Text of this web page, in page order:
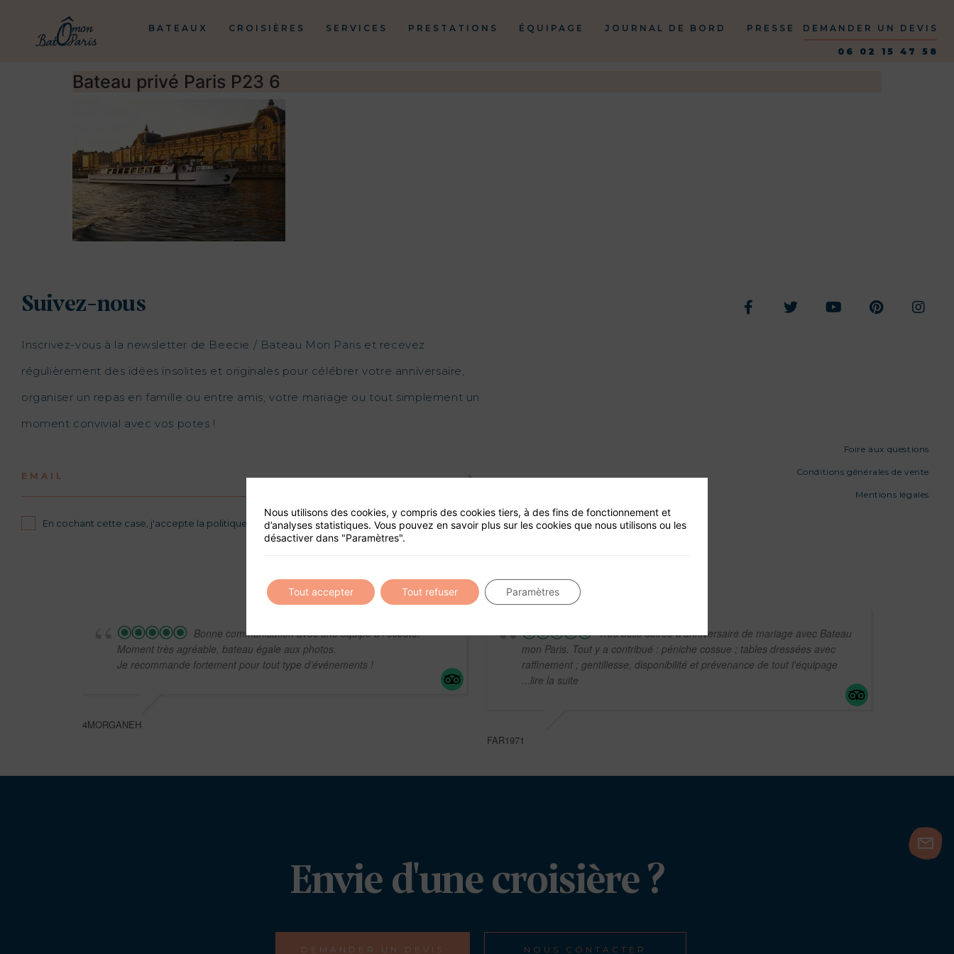
BATEAUX CROISIÈRES SERVICES PRESTATIONS ÉQUIPAGE JOURNAL DE BORD PRESSE DEMANDER UN DEVIS
06 02 15 47 58
Bateau privé Paris P23 6
Suivez-nous
Inscrivez-vous à la newsletter de Beecie / Bateau Mon Paris et recevez
régulièrement des idées insolites et originales pour célébrer votre anniversaire,
organiser un repas en famille ou entre amis, votre mariage ou tout simplement un
moment convivial avec vos potes !
EMAIL
En cochant cette case, j'accepte la politique de confidentialité de ce site
Foire aux questions
Conditions générales de vente
Mentions légales
Bonne communication avec une équipe à l’écoute.
Moment très agréable, bateau égale aux photos.
Je recommande fortement pour tout type d’événements !
4MORGANEH
Très belle soirée d'anniversaire de mariage avec Bateau
mon Paris. Tout y a contribué : péniche cossue ; tables dressées avec
raffinement ; gentillesse, disponibilité et prévenance de tout l'équipage
...lire la suite
FAR1971
Envie d'une croisière ?
DEMANDER UN DEVIS NOUS CONTACTER
Nous utilisons des cookies, y compris des cookies tiers, à des fins de fonctionnement et
d’analyses statistiques. Vous pouvez en savoir plus sur les cookies que nous utilisons ou les
désactiver dans "Paramètres".
Tout accepter Tout refuser Paramètres